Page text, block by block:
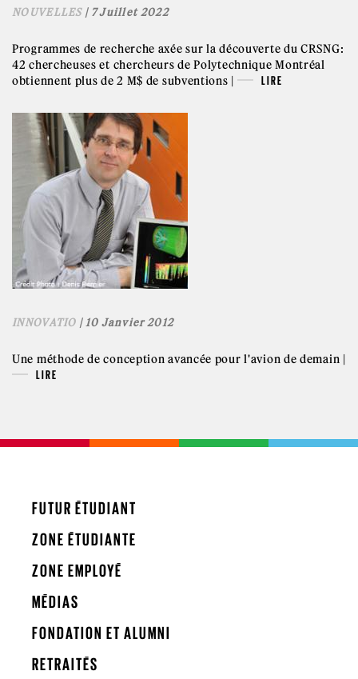
NOUVELLES| 7 Juillet 2022
Programmes de recherche axée sur la découverte du CRSNG:
42 chercheuses et chercheurs de Polytechnique Montréal
obtiennent plus de 2 M$ de subventions |
LIRE
INNOVATIO | 10 Janvier 2012
Une méthode de conception avancée pour l'avion de demain |
LIRE
FUTUR ÉTUDIANT
ZONE ÉTUDIANTE
ZONE EMPLOYÉ
MÉDIAS
FONDATION ET ALUMNI
RETRAITÉS